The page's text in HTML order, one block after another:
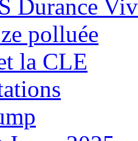
Durance
polluée
la CLE